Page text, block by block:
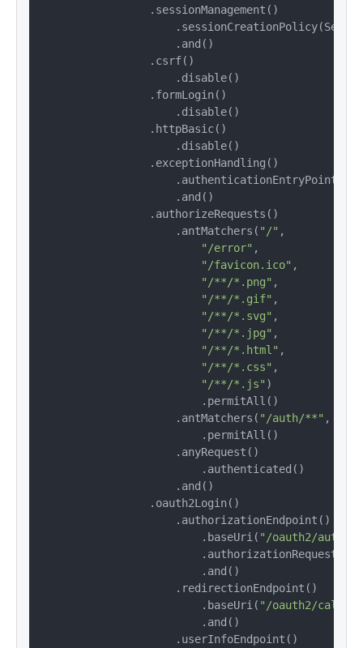
                .sessionManagement()
                    .and()
                .csrf()
                    .disable()
                .formLogin()
                    .disable()
                .httpBasic()
                    .disable()
                .exceptionHandling()
                    .authenticationEntryPoint(
                    .and()
                .authorizeRequests()
                    .antMatchers(
"/" ,
"/error" ,
"/favicon.ico" ,
"/**/*.png" ,
"/**/*.gif" ,
"/**/*.svg" ,
"/**/*.jpg" ,
"/**/*.html" ,
"/**/*.css" ,
"/**/*.js" )
                        .permitAll()
                    .antMatchers(
"/auth/**" ,
                        .permitAll()
                    .anyRequest()
                        .authenticated()
                    .and()
                .oauth2Login()
                    .authorizationEndpoint()
                        .baseUri(
"/oauth2/
                        .and()
                    .redirectionEndpoint()
                        .baseUri(
"/oauth2/
                        .and()
                    .userInfoEndpoint()